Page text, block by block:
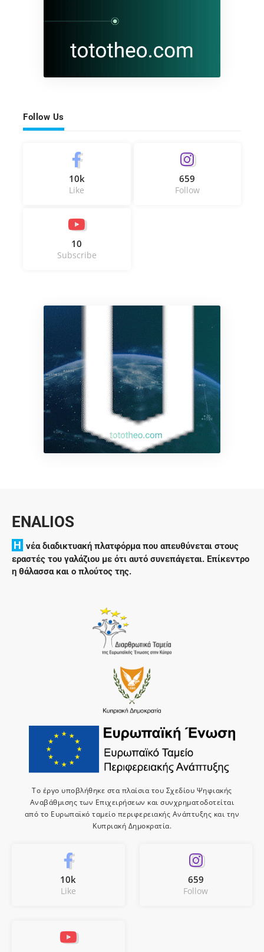
Follow Us
10k
Like
659
Follow
10
Subscribe
ENALIOS
H νέα διαδικτυακή πλατφόρμα που απευθύνεται στους
εραστές του γαλάζιου με ότι αυτό συνεπάγεται. Επίκεντρο
η θάλασσα και ο πλούτος της.
Το έργο υποβλήθηκε στα πλαίσια του Σχεδίου Ψηφιακής
Αναβάθμισης των Επιχειρήσεων και συνχρηματοδοτείται
από το Ευρωπαϊκό ταμείο περιφερειακής Ανάπτυξης και την
Κυπριακή Δημοκρατία.
10k
Like
659
Follow